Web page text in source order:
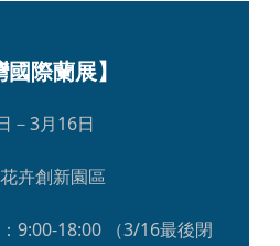
國際蘭展】
－3月16日
卉創新園區
9:00-18:00 （3/16最後閉